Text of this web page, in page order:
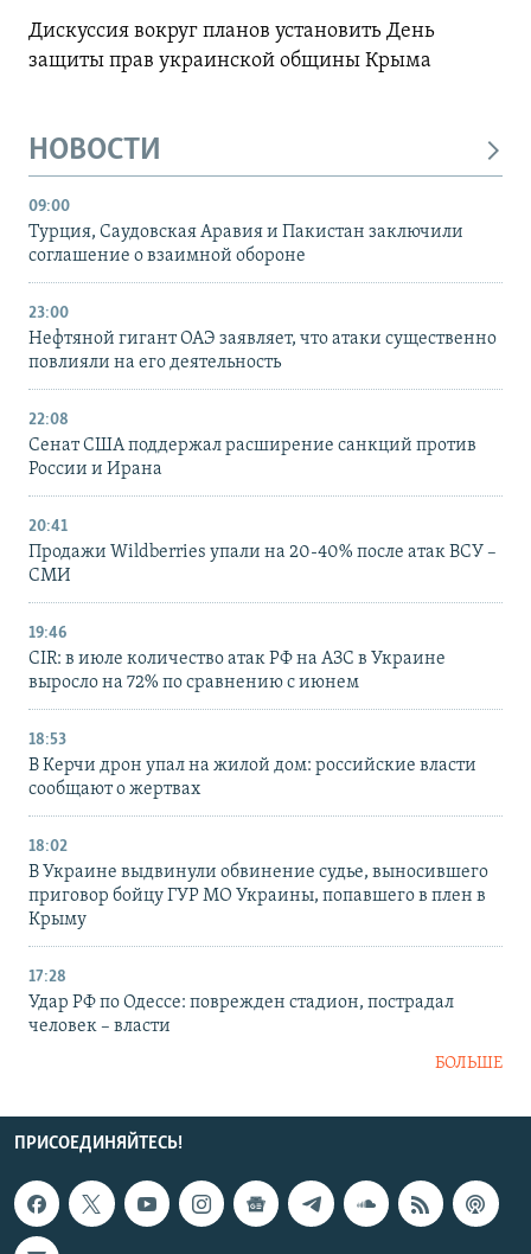
Дискуссия вокруг планов установить День
защиты прав украинской общины Крыма
НОВОСТИ
09:00
Турция, Саудовская Аравия и Пакистан заключили
соглашение о взаимной обороне
23:00
Нефтяной гигант ОАЭ заявляет, что атаки существенно
повлияли на его деятельность
22:08
Сенат США поддержал расширение санкций против
России и Ирана
20:41
Продажи Wildberries упали на 20-40% после атак ВСУ –
СМИ
19:46
CIR: в июле количество атак РФ на АЗС в Украине
выросло на 72% по сравнению с июнем
18:53
В Керчи дрон упал на жилой дом: российские власти
сообщают о жертвах
18:02
В Украине выдвинули обвинение судье, выносившего
приговор бойцу ГУР МО Украины, попавшего в плен в
Крыму
17:28
Удар РФ по Одессе: поврежден стадион, пострадал
человек – власти
БОЛЬШЕ
ПРИСОЕДИНЯЙТЕСЬ!